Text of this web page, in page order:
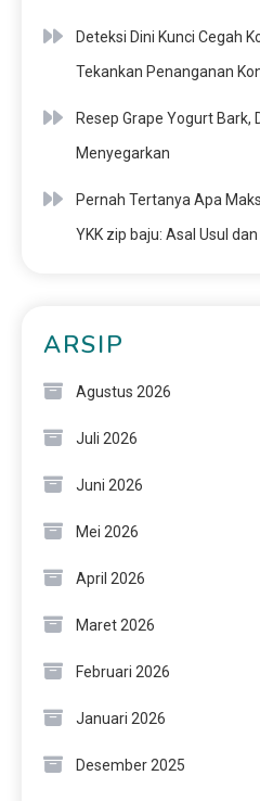
Deteksi Dini Kunci Cegah
Tekankan Penanganan
Resep Grape Yogurt
Menyegarkan
Pernah Tertanya Apa
YKK zip baju: Asal Usul
ARSIP
Agustus 2026
Juli 2026
Juni 2026
Mei 2026
April 2026
Maret 2026
Februari 2026
Januari 2026
Desember 2025